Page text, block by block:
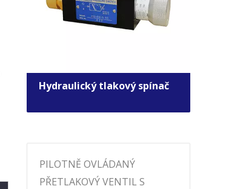
Hydraulický tlakový spínač
PILOTNĚ OVLÁDANÝ
PŘETLAKOVÝ VENTIL S